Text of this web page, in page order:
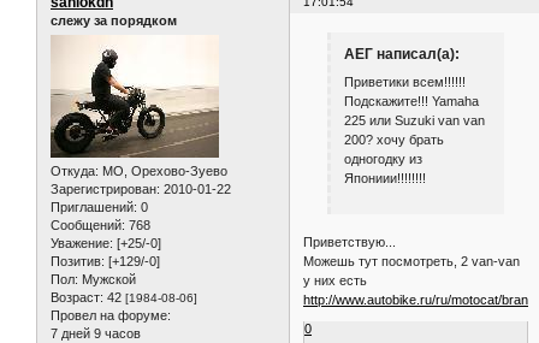
слежу за порядком
Откуда: МО, Орехово-Зуево
Зарегистрирован: 2010-01-22
Приглашений: 0
Сообщений: 768
Уважение: [+25/-0]
Позитив: [+129/-0]
Пол: Мужской
Возраст: 42 [1984-08-06]
Провел на форуме:
7 дней 9 часов
АЕГ написал(а):
Приветики всем!!!!!!
Подскажите!!! Yamaha
225 или Suzuki van van
200? хочу брать
одногодку из
Япониии!!!!!!!!
Приветствую...
Можешь тут посмотреть, 2 van-van
у них есть
http://www.autobike.ru/ru/motocat/
0